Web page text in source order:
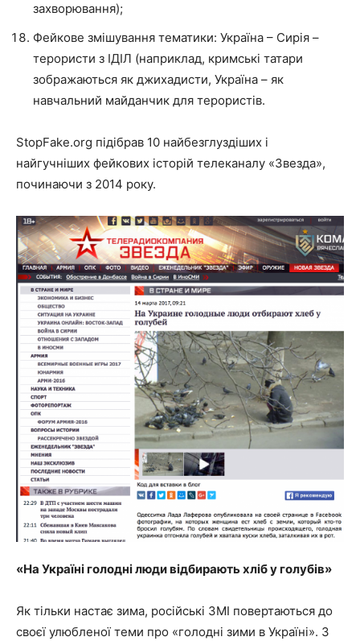
захворювання);
Фейкове змішування тематики: Україна – Сирія –
терористи з ІДІЛ (наприклад, кримські татари
зображаються як джихадисти, Україна – як
навчальний майданчик для терористів.
StopFake.org підібрав 10 найбезглуздіших і
найгучніших фейкових історій телеканалу «Звезда»,
починаючи з 2014 року.
«На Україні голодні люди відбирають хліб у голубів»
Як тільки настає зима, російські ЗМІ повертаються до
своєї улюбленої теми про «голодні зими в Україні». З